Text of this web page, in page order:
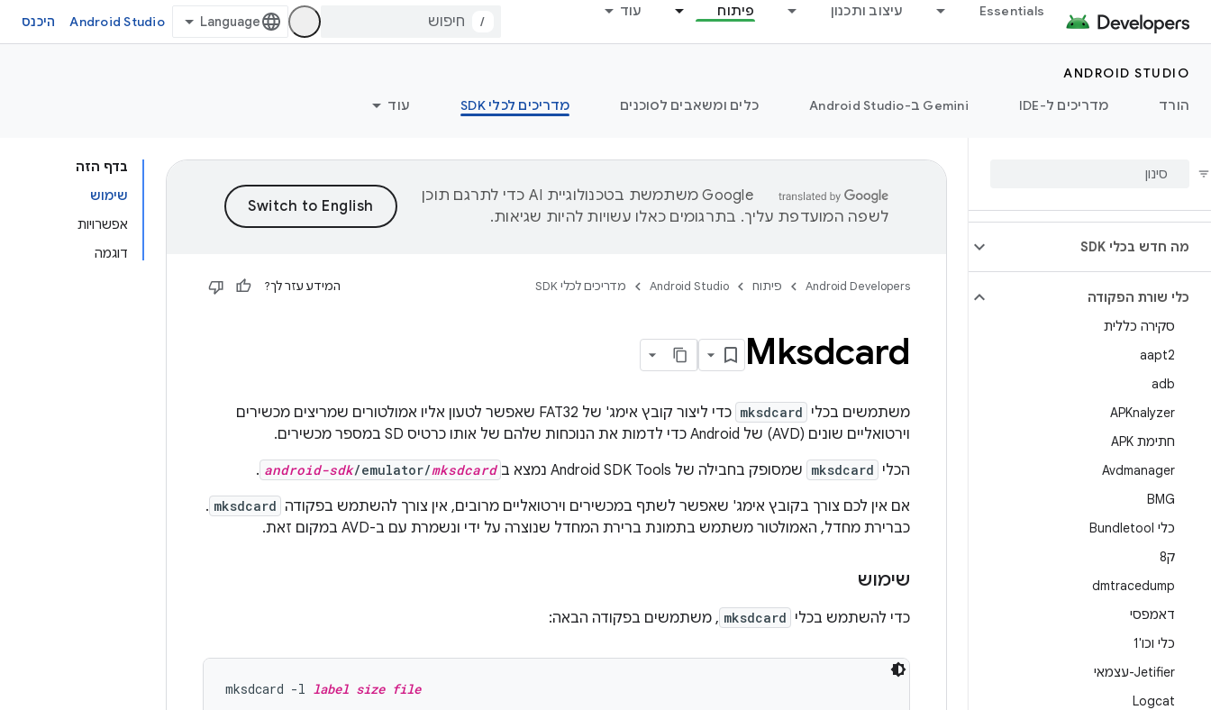
Essentials עיצוב ותכנון פיתוח עוד
/
Android Studio היכנס
ANDROID STUDIO
הורד
מדריכים ל-IDE ‫Gemini ב-Android Studio כלים ומשאבים לסוכנים מדריכים לכלי SDK עוד
מה חדש בכלי SDK
כלי שורת הפקודה
סקירה כללית
aapt2
adb
APKnalyzer
חתימת APK
Avdmanager
BMG
כלי Bundletool
ק8
dmtracedump
דאמפסי
כלי וכו'1
Jetifier-עצמאי
Logcat
בדף הזה
שימוש
אפשרויות
דוגמה
‫Google משתמשת בטכנולוגיית AI כדי לתרגם תוכן
לשפה המועדפת עליך. בתרגומים כאלו עשויות להיות שגיאות.
Android Developers פיתוח Android Studio מדריכים לכלי SDK המידע עזר לך?
Mksdcard
משתמשים בכלי mksdcard
כדי ליצור קובץ אימג' של FAT32 שאפשר לטעון אליו אמולטורים שמריצים מכשירים
וירטואליים שונים (AVD) של Android כדי לדמות את הנוכחות שלהם של אותו כרטיס SD במספר מכשירים.
הכלי mksdcard שמסופק בחבילה של Android SDK Tools נמצא ב android-sdk/emulator/mksdcard
.
אם אין לכם צורך בקובץ אימג' שאפשר לשתף במכשירים וירטואליים מרובים, אין צורך להשתמש בפקודה mksdcard
.
כברירת מחדל, האמולטור משתמש בתמונת ברירת המחדל שנוצרה על ידי ונשמרת עם ב-AVD במקום זאת.
שימוש
כדי להשתמש בכלי mksdcard , משתמשים בפקודה הבאה:
mksdcard -l label size file